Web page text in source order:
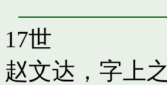
17世
赵文达，字上之